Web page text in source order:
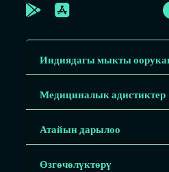
Индиядагы мыкты
Медициналык адистиктер
Атайын дарылоо
Өзгөчөлүктөрү